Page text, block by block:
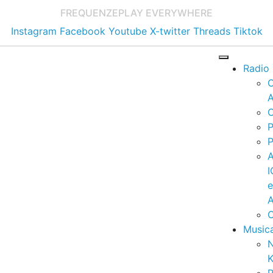
FREQUENZEPLAY EVERYWHERE
Instagram Facebook Youtube X-twitter Threads Tiktok
Radio
e